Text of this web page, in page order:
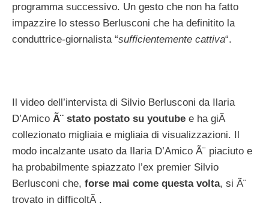
programma successivo. Un gesto che non ha fatto
impazzire lo stesso Berlusconi che ha definitito la
conduttrice-giornalista “sufficientemente cattiva“.
Il video dell’intervista di Silvio Berlusconi da Ilaria
D’Amico Ã¨ stato postato su youtube e ha giÃ
collezionato migliaia e migliaia di visualizzazioni. Il
modo incalzante usato da Ilaria D’Amico Ã¨ piaciuto e
ha probabilmente spiazzato l’ex premier Silvio
Berlusconi che, forse mai come questa volta, si Ã¨
trovato in difficoltÃ .